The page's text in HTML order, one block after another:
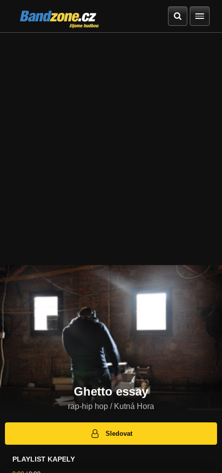
Bandzone.cz
žijeme hudbou
Ghetto essay
rap-hip hop / Kutná Hora
Sledovat
PLAYLIST KAPELY